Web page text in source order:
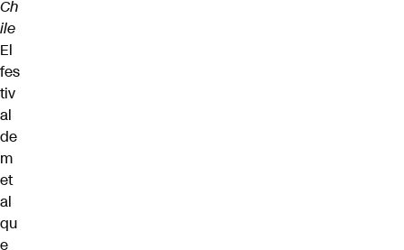
Ch
ile
El
fes
tiv
al
de
m
et
al
qu
e